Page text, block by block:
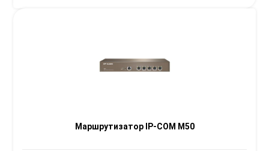
Маршрутизатор IP-COM M50